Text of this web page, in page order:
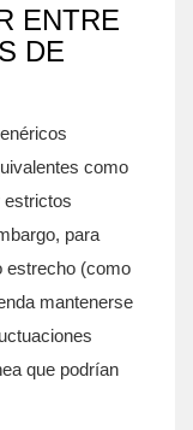
ENTRE
DE
como
estrictos
para
estrecho (como
mantenerse
que podrían